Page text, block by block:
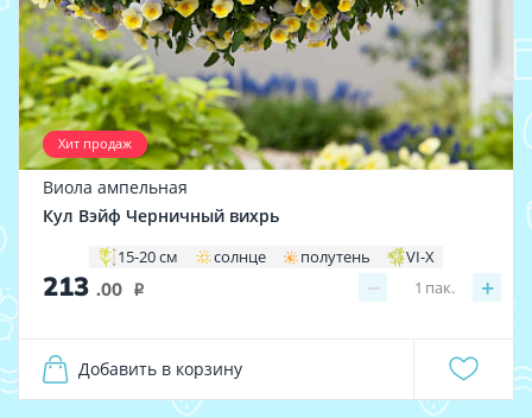
Хит продаж
Виола ампельная
Кул Вэйф Черничный вихрь
15-20 см солнце полутень VI-X
213 .00 i − +
1 пак.
Добавить в корзину